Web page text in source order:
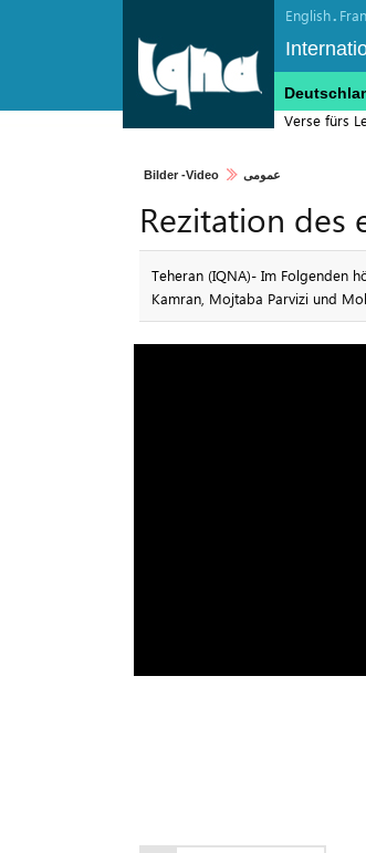
English.
Verse fürs
Bilder -Video عمومی
Rezitation des
Teheran (IQNA)- Im Folgenden
Kamran, Mojtaba Parvizi und